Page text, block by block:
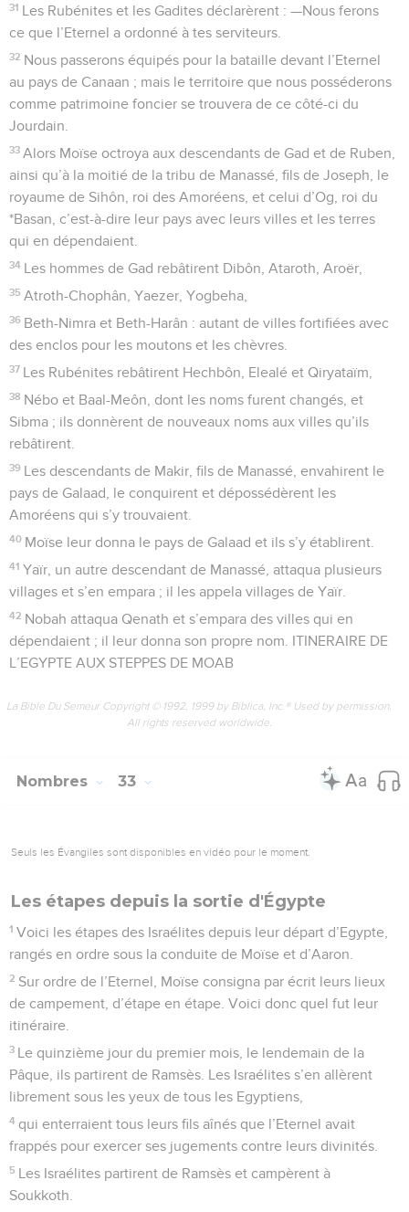
31 Les Rubénites et les Gadites déclarèrent : —Nous ferons
ce que l’Eternel a ordonné à tes serviteurs.
32 Nous passerons équipés pour la bataille devant l’Eternel
au pays de Canaan ; mais le territoire que nous posséderons
comme patrimoine foncier se trouvera de ce côté-ci du
Jourdain.
33 Alors Moïse octroya aux descendants de Gad et de Ruben,
ainsi qu’à la moitié de la tribu de Manassé, fils de Joseph, le
royaume de Sihôn, roi des Amoréens, et celui d’Og, roi du
*Basan, c’est-à-dire leur pays avec leurs villes et les terres
qui en dépendaient.
34 Les hommes de Gad rebâtirent Dibôn, Ataroth, Aroër,
35 Atroth-Chophân, Yaezer, Yogbeha,
36 Beth-Nimra et Beth-Harân : autant de villes fortifiées avec
des enclos pour les moutons et les chèvres.
37 Les Rubénites rebâtirent Hechbôn, Elealé et Qiryataïm,
38 Nébo et Baal-Meôn, dont les noms furent changés, et
Sibma ; ils donnèrent de nouveaux noms aux villes qu’ils
rebâtirent.
39 Les descendants de Makir, fils de Manassé, envahirent le
pays de Galaad, le conquirent et dépossédèrent les
Amoréens qui s’y trouvaient.
40 Moïse leur donna le pays de Galaad et ils s’y établirent.
41 Yaïr, un autre descendant de Manassé, attaqua plusieurs
villages et s’en empara ; il les appela villages de Yaïr.
42 Nobah attaqua Qenath et s’empara des villes qui en
dépendaient ; il leur donna son propre nom. ITINERAIRE DE
L’EGYPTE AUX STEPPES DE MOAB
La Bible Du Semeur Copyright © 1992, 1999 by Biblica, Inc.® Used by permission.
All rights reserved worldwide.
Nombres 33
Seuls les Évangiles sont disponibles en vidéo pour le moment.
Les étapes depuis la sortie d'Égypte
1 Voici les étapes des Israélites depuis leur départ d’Egypte,
rangés en ordre sous la conduite de Moïse et d’Aaron.
2 Sur ordre de l’Eternel, Moïse consigna par écrit leurs lieux
de campement, d’étape en étape. Voici donc quel fut leur
itinéraire.
3 Le quinzième jour du premier mois, le lendemain de la
Pâque, ils partirent de Ramsès. Les Israélites s’en allèrent
librement sous les yeux de tous les Egyptiens,
4 qui enterraient tous leurs fils aînés que l’Eternel avait
frappés pour exercer ses jugements contre leurs divinités.
5 Les Israélites partirent de Ramsès et campèrent à
Soukkoth.